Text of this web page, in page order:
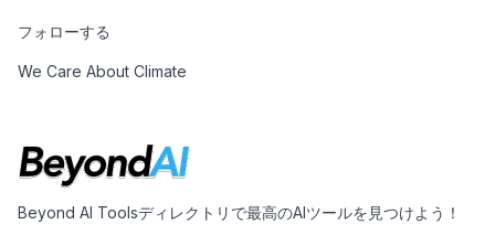
フォローする
We Care About Climate
Beyond AI Toolsディレクトリで最高のAIツールを見つけよう！